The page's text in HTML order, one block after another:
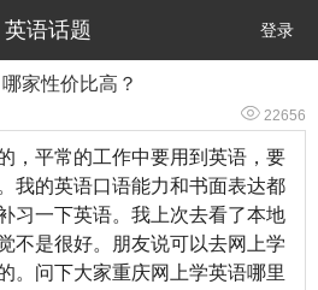
英语话题 登录
家性价比高？
 22656
，平常的工作中要用到英语，要
我的英语口语能力和书面表达都
习一下英语。我上次去看了本地
不是很好。朋友说可以去网上学
。问下大家重庆网上学英语哪里